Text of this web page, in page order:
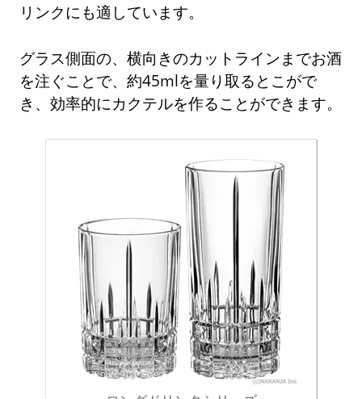
リンクにも適しています。
グラス側面の、横向きのカットラインまでお酒
を注ぐことで、約45mlを量り取るとこがで
き、効率的にカクテルを作ることができます。